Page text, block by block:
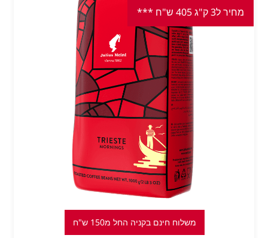
מחיר ל3 ק"ג 405 ש"ח ***
משלוח חינם בקניה החל מ150 ש"ח